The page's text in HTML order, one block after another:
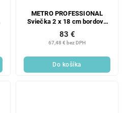
METRO PROFESSIONAL
Sviečka 2 x 18 cm bordová
67,48 € bez DPH
83 €
Do košíka